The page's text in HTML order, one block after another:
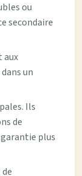
ou
secondaire
aux
un
Ils
de
plus